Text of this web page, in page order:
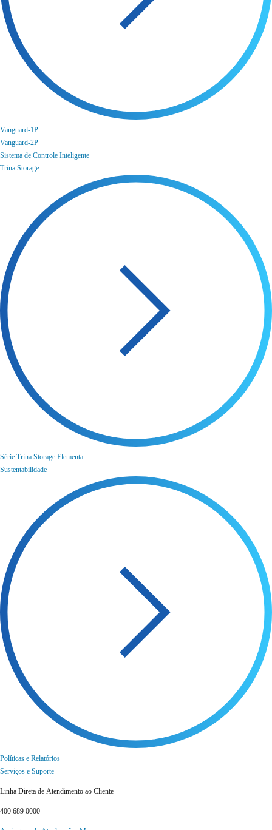
Vanguard-1P
Vanguard-2P
Sistema de Controle Inteligente
Trina Storage
Série Trina Storage Elementa
Sustentabilidade
Políticas e Relatórios
Serviços e Suporte
Linha Direta de Atendimento ao Cliente
400 689 0000